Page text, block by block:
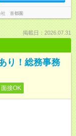
社 首都圏
掲載日：2026.07.31
り！総務事務
接OK